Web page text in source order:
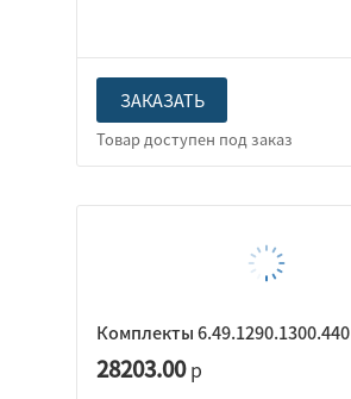
ЗАКАЗАТЬ
Комплекты 6.49.1290.1300.440
28203.00р